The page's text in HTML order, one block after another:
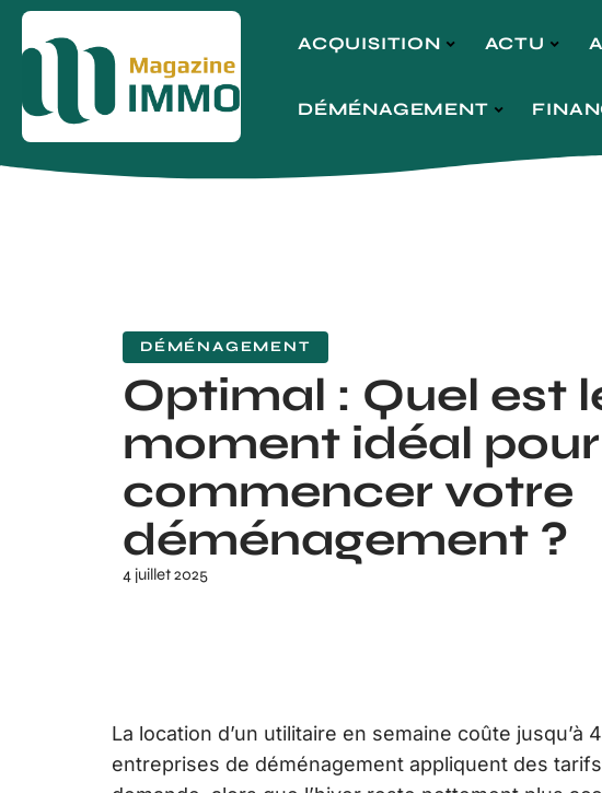
ACQUISITION ACTU
DÉMÉNAGEMENT
DÉMÉNAGEMENT
Optimal : Quel est
moment idéal pour
commencer votre
déménagement ?
4 juillet 2025
La location d’un utilitaire en semaine coûte jusqu’à
entreprises de déménagement appliquent des